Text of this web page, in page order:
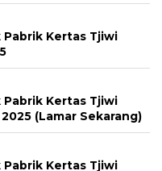
Kertas Tjiwi
Kertas Tjiwi
(Lamar Sekarang)
Kertas Tjiwi